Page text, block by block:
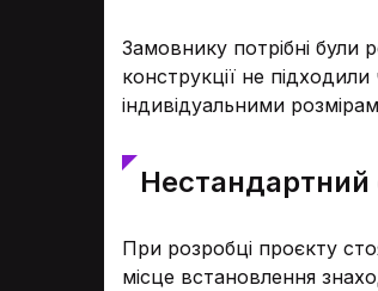
Замовнику потрібні були
конструкції не
індивідуальними
Нестандартний
При розробці проєкту
місце встановлення